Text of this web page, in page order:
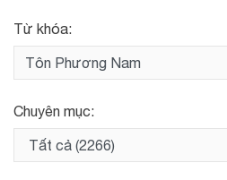
Từ khóa:
Chuyên mục: